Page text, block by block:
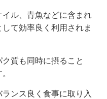
ル、青魚などに含まれ
て効率良く利用されま
質も同時に摂ること
ンス良く食事に取り入